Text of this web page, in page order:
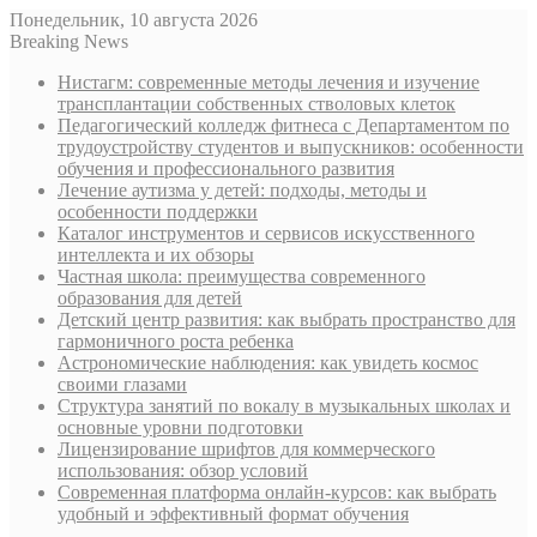
Понедельник, 10 августа 2026
Breaking News
Нистагм: современные методы лечения и изучение
трансплантации собственных стволовых клеток
Педагогический колледж фитнеса с Департаментом по
трудоустройству студентов и выпускников: особенности
обучения и профессионального развития
Лечение аутизма у детей: подходы, методы и
особенности поддержки
Каталог инструментов и сервисов искусственного
интеллекта и их обзоры
Частная школа: преимущества современного
образования для детей
Детский центр развития: как выбрать пространство для
гармоничного роста ребенка
Астрономические наблюдения: как увидеть космос
своими глазами
Структура занятий по вокалу в музыкальных школах и
основные уровни подготовки
Лицензирование шрифтов для коммерческого
использования: обзор условий
Современная платформа онлайн-курсов: как выбрать
удобный и эффективный формат обучения